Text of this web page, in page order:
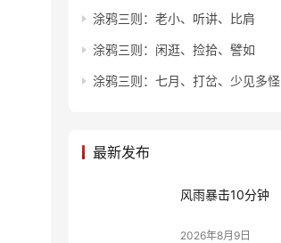
涂鸦三则：老小、听讲、比肩
涂鸦三则：闲逛、捡拾、譬如
涂鸦三则：七月、打岔、少见多怪
最新发布
风雨暴击10分钟
2026年8月9日